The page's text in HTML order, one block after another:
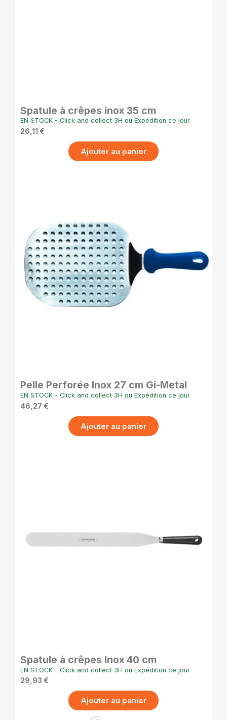
Spatule à crêpes inox 35 cm
EN STOCK - Click and collect 3H ou Expédition ce jour
26,11 €
Ajouter au panier
Pelle Perforée Inox 27 cm Gi-Metal
EN STOCK - Click and collect 3H ou Expédition ce jour
46,27 €
Ajouter au panier
Spatule à crêpes Inox 40 cm
EN STOCK - Click and collect 3H ou Expédition ce jour
29,93 €
Ajouter au panier